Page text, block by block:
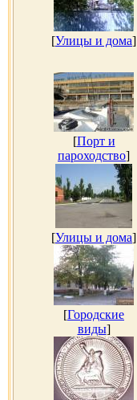
[Улицы и дома]
[Порт и
пароходство]
[Улицы и дома]
[Городские
виды]